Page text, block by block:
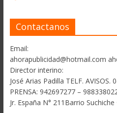
Contactanos
Email:
ahorapublicidad@hotmail.com
Director interino:
José Arias Padilla TELF. AVISOS.
PRENSA: 942697277 –
Jr. España N° 211Barrio